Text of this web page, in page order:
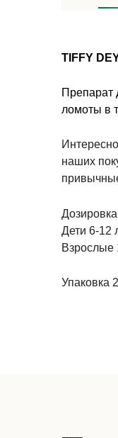
TIFFY
Препарат
ломоты в
наших
Дети 6-12
Взрослые
Упаковка